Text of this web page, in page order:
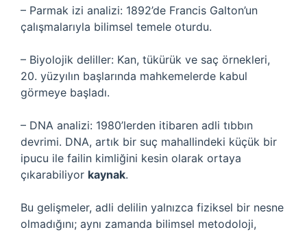
– Parmak izi analizi: 1892’de Francis Galton’un
çalışmalarıyla bilimsel temele oturdu.
– Biyolojik deliller: Kan, tükürük ve saç örnekleri,
20. yüzyılın başlarında mahkemelerde kabul
görmeye başladı.
– DNA analizi: 1980’lerden itibaren adli tıbbın
devrimi. DNA, artık bir suç mahallindeki küçük bir
ipucu ile failin kimliğini kesin olarak ortaya
çıkarabiliyor kaynak.
Bu gelişmeler, adli delilin yalnızca fiziksel bir nesne
olmadığını; aynı zamanda bilimsel metodoloji,